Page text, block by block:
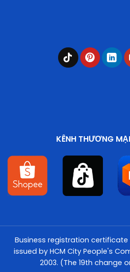
các tác nhân gây hại từ môi
dòng sản phẩm nhưmặt nạ
Mặt nạ nửa mặtkhông chỉ giới
các lĩnh vực như:
Sản xuất và gia công hóa chất
và hơi hóa chất độc hại.
trong không khí.
Sơn và hoàn thiện bề mặt: Lọc
các hóa chất bay hơi.
KÊNH THƯƠNG
Business registration
issued by HCM City People's
2003. (The 19th change